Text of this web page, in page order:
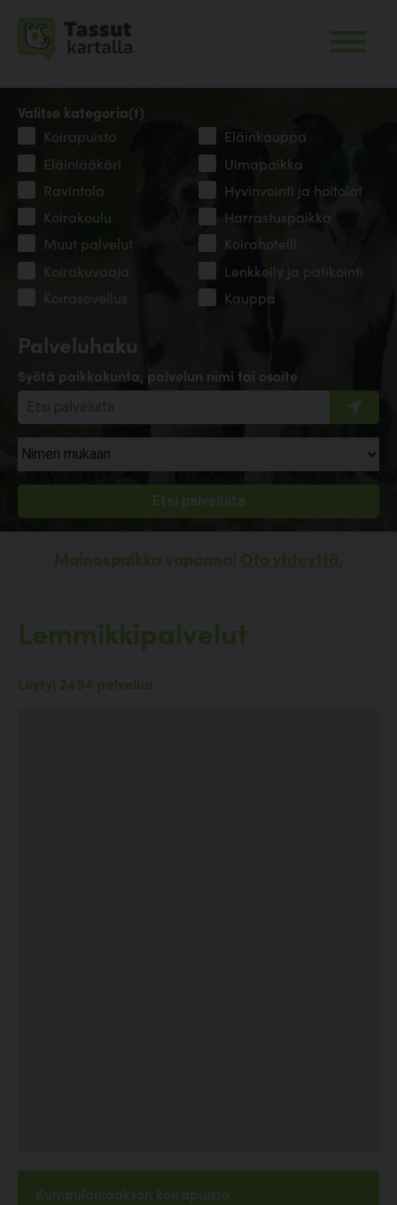
Palveluhaku
Syötä paikkakunta, palvelun nimi tai osoite
Valitse kategoria(t)
Koirapuisto
Eläinkauppa
Eläinlääkäri
Uimapaikka
Ravintola
Hyvinvointi ja hoitolat
Koirakoulu
Harrastuspaikka
Muut palvelut
Koirahotelli
Koirakuvaaja
Lenkkeily ja patikointi
Koirasovellus
Kauppa
Mainospaikka vapaana! Ota yhteyttä.
Lemmikkipalvelut
Löytyi 2494 palvelua
Kumpulanlaakson koirapuisto